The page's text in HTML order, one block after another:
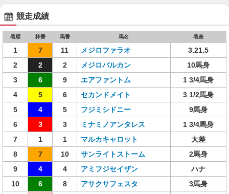
競走成績
着順 枠番 馬番 馬名 着差
1 7 11 メジロファラオ
3.21.5
2
2 2 メジロバルカン
10馬身
3
6 9 エアファントム
1 3/4馬身
4
5 6 セカンドメイト
3 1/2馬身
5
4 5 フジミシドニー
9馬身
6
3 3 ミナミノアンタレス
1 3/4馬身
7
1 1 マルカキャロット
大差
8
7 10 サンライトストーム
2馬身
9
4 4 アミフジセイザン
ハナ
10
6 8 アサクサフェスタ
3馬身